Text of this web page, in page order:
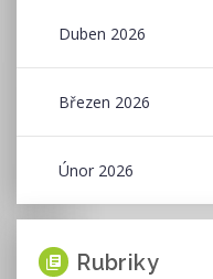
Duben 2026
Březen 2026
Únor 2026
Rubriky